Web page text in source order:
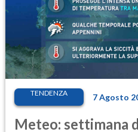
TENDENZA 7 Agosto
Meteo: settimana